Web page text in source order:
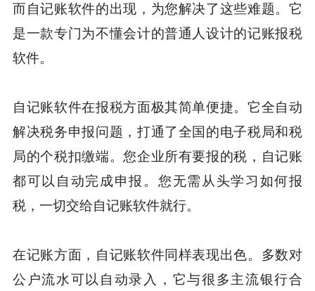
而自记账软件的出现，为您解决了这些难题。它
是一款专门为不懂会计的普通人设计的记账报税
软件。
自记账软件在报税方面极其简单便捷。它全自动
解决税务申报问题，打通了全国的电子税局和税
局的个税扣缴端。您企业所有要报的税，自记账
都可以自动完成申报。您无需从头学习如何报
税，一切交给自记账软件就行。
在记账方面，自记账软件同样表现出色。多数对
公户流水可以自动录入，它与很多主流银行合